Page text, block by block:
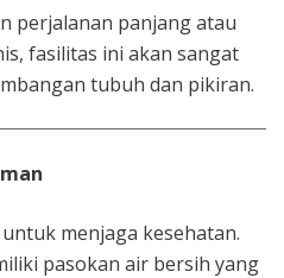
perjalanan panjang atau
fasilitas ini akan sangat
tubuh dan pikiran.
menjaga kesehatan.
pasokan air bersih yang